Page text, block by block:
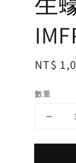
NT$
數量